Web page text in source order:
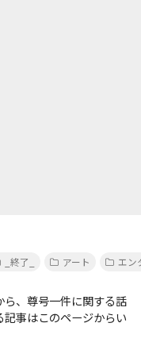
_終了_ アート エン
、尊号一件に関する話
事はこのページからい